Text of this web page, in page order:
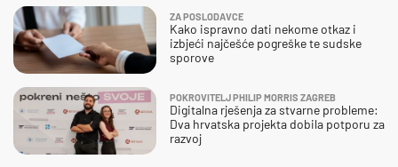
ZA POSLODAVCE
Kako ispravno dati nekome otkaz i
izbjeći najčešće pogreške te sudske
sporove
POKROVITELJ PHILIP MORRIS ZAGREB
Digitalna rješenja za stvarne probleme:
Dva hrvatska projekta dobila potporu za
razvoj